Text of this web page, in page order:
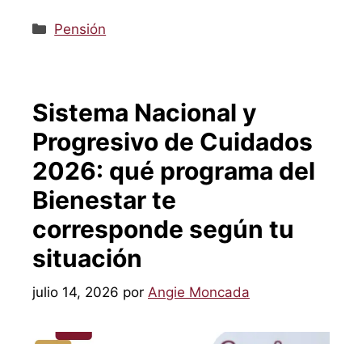
Categorías
Pensión
Sistema Nacional y
Progresivo de Cuidados
2026: qué programa del
Bienestar te
corresponde según tu
situación
julio 14, 2026 por Angie Moncada